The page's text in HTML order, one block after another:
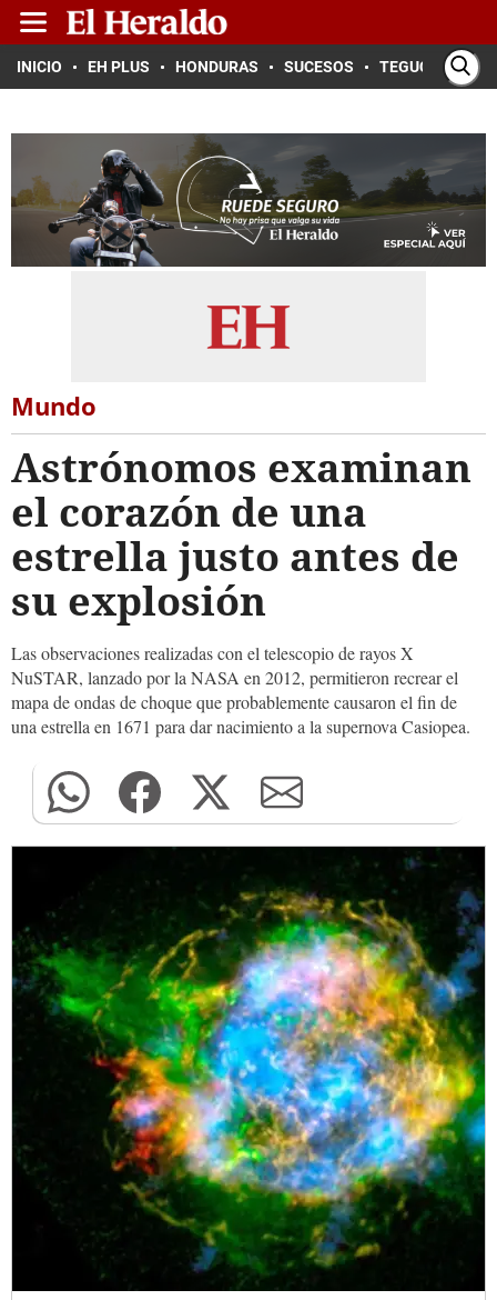
INICIO EH PLUS HONDURAS SUCESOS TEGUCIGALPA
Mundo
Astrónomos examinan
el corazón de una
estrella justo antes de
su explosión
Las observaciones realizadas con el telescopio de rayos X
NuSTAR, lanzado por la NASA en 2012, permitieron recrear el
mapa de ondas de choque que probablemente causaron el fin de
una estrella en 1671 para dar nacimiento a la supernova Casiopea.